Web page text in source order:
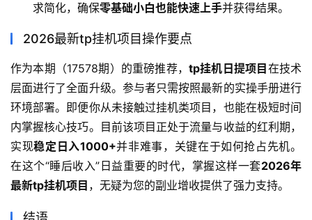
求简化，确保零基础小白也能快速上手并获得结果。
2026最新tp挂机项目操作要点
作为本期（17578期）的重磅推荐，tp挂机日提项目 在技术
层面进行了全面升级。参与者只需按照最新的实操手册进行
环境部署。即便你从未接触过挂机类项目，也能在极短时间
内掌握核心技巧。目前该项目正处于流量与收益的红利期，
实现稳定日入1000+并非难事，关键在于如何抢占先机。
在这个“睡后收入”日益重要的时代，掌握这样一套2026年
最新tp挂机项目 ，无疑为您的副业增收提供了强力支持。